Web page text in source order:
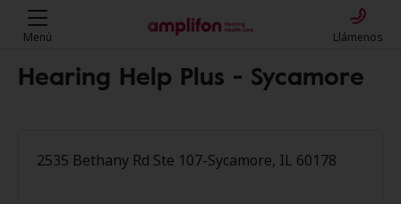
Menú Llámenos
Hearing Help Plus - Sycamore
2535 Bethany Rd Ste 107-Sycamore, IL 60178